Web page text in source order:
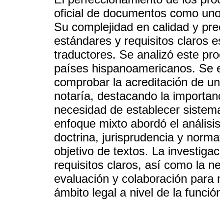
oficial de documentos como
Su complejidad en calidad y
estándares y requisitos claros
traductores. Se analizó este
países hispanoamericanos. Se
comprobar la acreditación de
notaría, destacando la
necesidad de establecer
enfoque mixto abordó el
doctrina, jurisprudencia y
objetivo de textos. La
requisitos claros, así como la
evaluación y colaboración
ámbito legal a nivel de la